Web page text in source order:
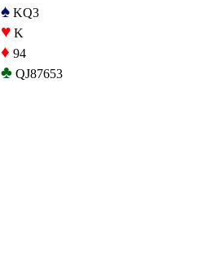
♠ KQ3
♥ K
♦ 94
♣ QJ87653